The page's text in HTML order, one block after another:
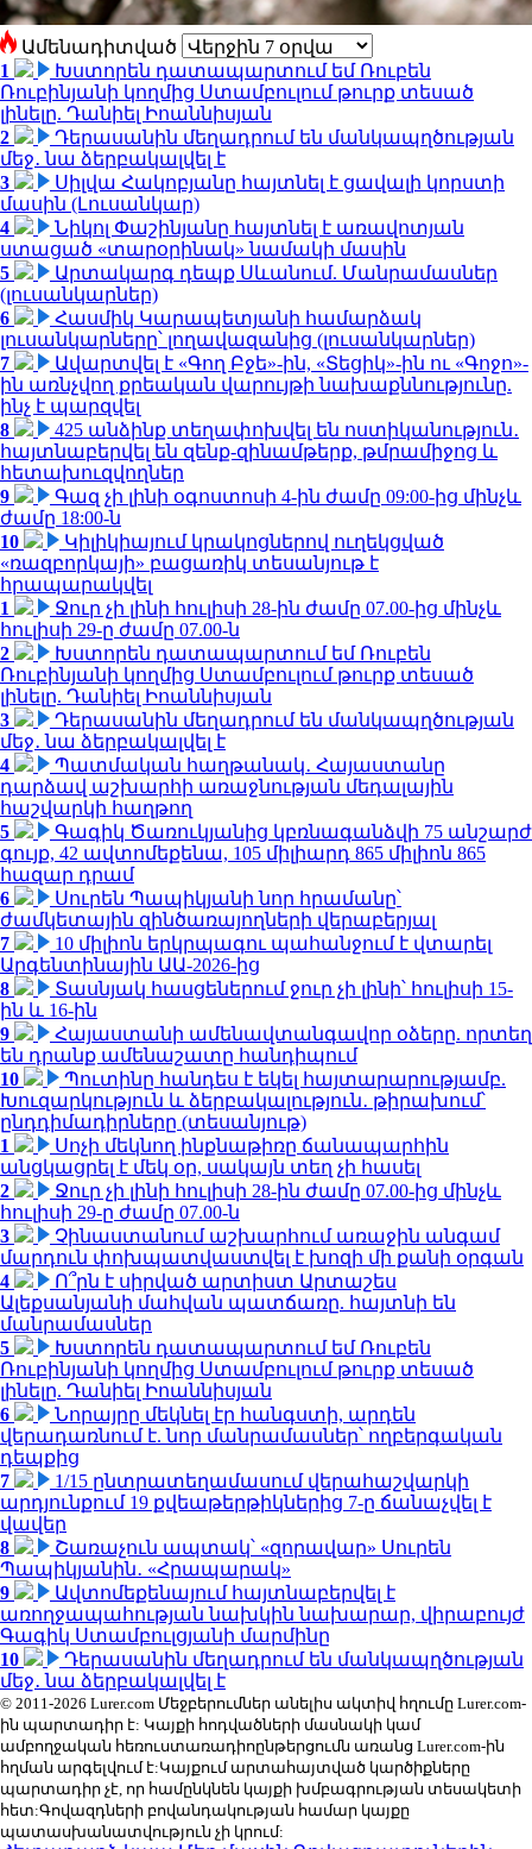
Ամենադիտված
1
Խստորեն դատապարտում եմ Ռուբեն
Ռուբինյանի կողմից Ստամբուլում թուրք տեսած
լինելը. Դանիել Իոաննիսյան
2
Դերասանին մեղադրում են մանկապղծության
մեջ․ նա ձերբակալվել է
3
Սիլվա Հակոբյանը հայտնել է ցավալի կորստի
մասին (Լուսանկար)
4
Նիկոլ Փաշինյանը հայտնել է առավոտյան
ստացած «տարօրինակ» նամակի մասին
5
Արտակարգ դեպք Սևանում. Մանրամասներ
(լուսանկարներ)
6
Հասմիկ Կարապետյանի համարձակ
լուսանկարները՝ լողավազանից (լուսանկարներ)
7
Ավարտվել է «Գող Բջե»-ին, «Տեցիկ»-ին ու «Գոջո»-
ին առնչվող քրեական վարույթի նախաքննությունը.
ինչ է պարզվել
8
425 անձինք տեղափոխվել են ոստիկանություն․
հայտնաբերվել են զենք-զինամթերք, թմրամիջոց և
հետախուզվողներ
9
Գազ չի լինի օգոստոսի 4-ին ժամը 09:00-ից մինչև
ժամը 18:00-ն
10
Կիլիկիայում կրակոցներով ուղեկցված
«ռազբորկայի» բացառիկ տեսանյութ է
հրապարակվել
1
Ջուր չի լինի հուլիսի 28-ին ժամը 07.00-ից մինչև
հուլիսի 29-ը ժամը 07.00-ն
2
Խստորեն դատապարտում եմ Ռուբեն
Ռուբինյանի կողմից Ստամբուլում թուրք տեսած
լինելը. Դանիել Իոաննիսյան
3
Դերասանին մեղադրում են մանկապղծության
մեջ․ նա ձերբակալվել է
4
Պատմական հաղթանակ․ Հայաստանը
դարձավ աշխարհի առաջնության մեդալային
հաշվարկի հաղթող
5
Գագիկ Ծառուկյանից կբռնագանձվի 75 անշարժ
գույք, 42 ավտոմեքենա, 105 միլիարդ 865 միլիոն 865
հազար դրամ
6
Սուրեն Պապիկյանի նոր հրամանը՝
ժամկետային զինծառայողների վերաբերյալ
7
10 միլիոն երկրպագու պահանջում է վտարել
Արգենտինային ԱԱ-2026-ից
8
Տասնյակ հասցեներում ջուր չի լինի՝ հուլիսի 15-
ին և 16-ին
9
Հայաստանի ամենավտանգավոր օձերը. որտեղ
են դրանք ամենաշատը հանդիպում
10
Պուտինը հանդես է եկել հայտարարությամբ.
Խուզարկություն և ձերբակալություն․ թիրախում՝
ընդդիմադիրները (տեսանյութ)
1
Սոչի մեկնող ինքնաթիռը ճանապարհին
անցկացրել է մեկ օր, սակայն տեղ չի հասել
2
Ջուր չի լինի հուլիսի 28-ին ժամը 07.00-ից մինչև
հուլիսի 29-ը ժամը 07.00-ն
3
Չինաստանում աշխարհում առաջին անգամ
մարդուն փոխպատվաստվել է խոզի մի քանի օրգան
4
Ո՞րն է սիրված արտիստ Արտաշես
Ալեքսանյանի մահվան պատճառը. հայտնի են
մանրամասներ
5
Խստորեն դատապարտում եմ Ռուբեն
Ռուբինյանի կողմից Ստամբուլում թուրք տեսած
լինելը. Դանիել Իոաննիսյան
6
Նորայրը մեկնել էր հանգստի, արդեն
վերադառնում է. նոր մանրամասներ՝ ողբերգական
դեպքից
7
1/15 ընտրատեղամասում վերահաշվարկի
արդյունքում 19 քվեաթերթիկներից 7-ը ճանաչվել է
վավեր
8
Շառաչուն ապտակ՝ «զորավար» Սուրեն
Պապիկյանին․ «Հրապարակ»
9
Ավտոմեքենայում հայտնաբերվել է
առողջապահության նախկին նախարար, վիրաբույժ
Գագիկ Ստամբուլցյանի մարմինը
10
Դերասանին մեղադրում են մանկապղծության
մեջ․ նա ձերբակալվել է
© 2011-2026 Lurer.com Մեջբերումներ անելիս ակտիվ հղումը Lurer.com-
ին պարտադիր է: Կայքի հոդվածների մասնակի կամ
ամբողջական հեռուստառադիոընթերցումն առանց Lurer.com-ին
հղման արգելվում է:Կայքում արտահայտված կարծիքները
պարտադիր չէ, որ համընկնեն կայքի խմբագրության տեսակետի
հետ:Գովազդների բովանդակության համար կայքը
պատասխանատվություն չի կրում: